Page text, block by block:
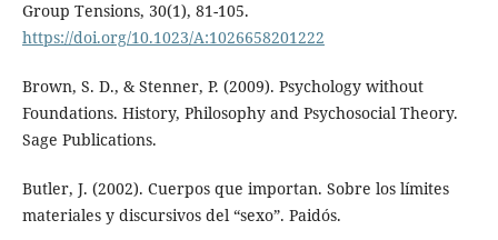
Group Tensions, 30(1), 81-105.
https://doi.org/10.1023/A:1026658201222
Brown, S. D., & Stenner, P. (2009). Psychology without
Foundations. History, Philosophy and Psychosocial Theory.
Sage Publications.
Butler, J. (2002). Cuerpos que importan. Sobre los límites
materiales y discursivos del “sexo”. Paidós.